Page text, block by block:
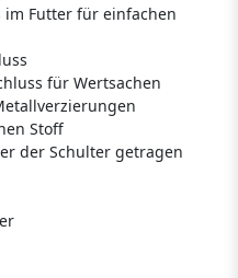
im Futter für einfachen
für Wertsachen
Stoff
der Schulter getragen